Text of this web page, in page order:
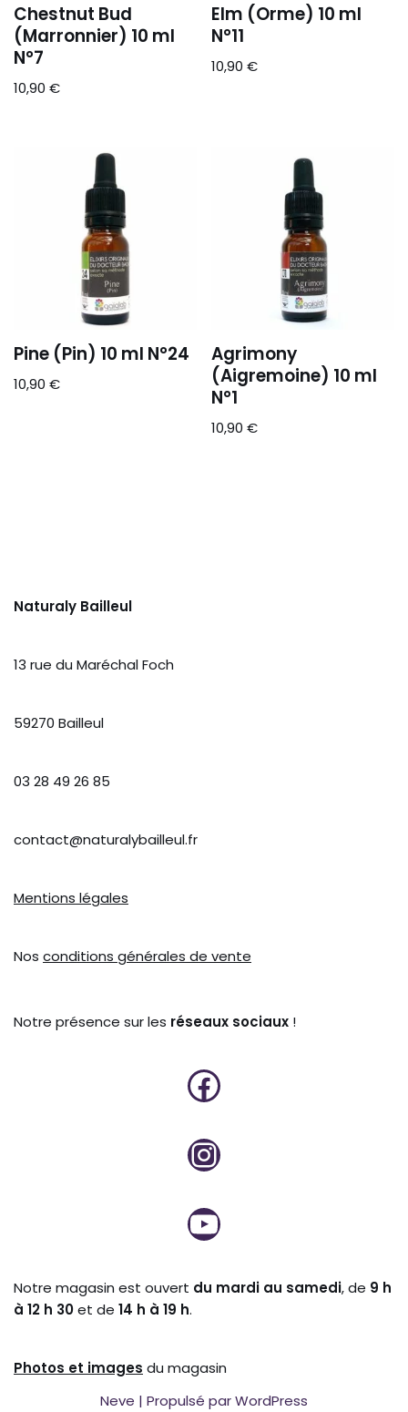
Chestnut Bud
(Marronnier) 10 ml
N°7
10,90 €
Elm (Orme) 10 ml
N°11
10,90€
Pine (Pin) 10 ml N°24
10,90 €
Agrimony
(Aigremoine) 10 ml
N°1
10,90€
Naturaly Bailleul
13 rue du Maréchal Foch
59270 Bailleul
03 28 49 26 85
contact@naturalybailleul.fr
Mentions légales
Nos conditions générales de vente
Notre présence sur les réseaux sociaux !
Notre magasin est ouvert du mardi au samedi, de 9 h
à 12 h 30et de 14 h à 19 h.
Photos et images du magasin
Neve | Propulsé parWordPress